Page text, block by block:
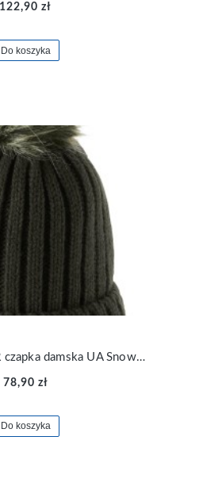
122,90 zł
Do koszyka
UNDER ARMOUR czapka damska UA Snowcrest Pom Beanie
78,90 zł
Do koszyka